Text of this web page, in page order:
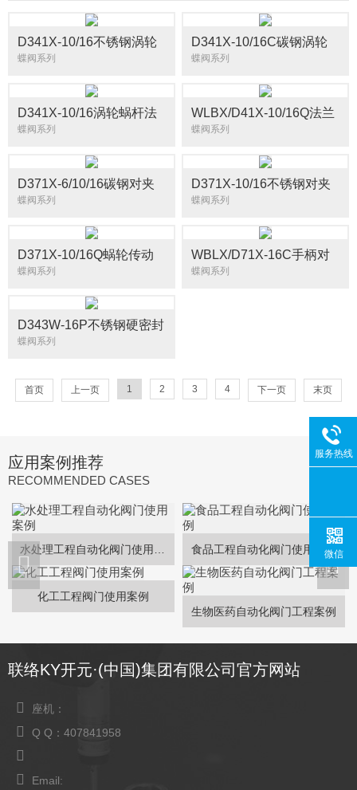
D341X-10/16不锈钢涡轮
法兰蝶阀
蝶阀系列
D341X-10/16C碳钢涡轮
法兰蝶阀
蝶阀系列
D341X-10/16涡轮蜗杆法
兰蝶阀
蝶阀系列
WLBX/D41X-10/16Q法兰
软密封蝶阀
蝶阀系列
D371X-6/10/16碳钢对夹
式蜗轮传动软密封蝶阀
蝶阀系列
D371X-10/16不锈钢对夹
式蜗轮传动软密封蝶阀
蝶阀系列
D371X-10/16Q蜗轮传动
软密封蝶阀
蝶阀系列
WBLX/D71X-16C手柄对
夹蝶阀（手动蝶阀）
蝶阀系列
D343W-16P不锈钢硬密封
法兰蝶阀
蝶阀系列
首页 上一页 1 2 3 4 下一页 末页
应用案例推荐
RECOMMENDED CASES
食品工程自动化阀门使用案例
化工工程阀门使用案例
生物医药自动化阀门工程案例
联络KY开元·(中国)集团有限公司官方网站
座机：
Q Q：407841958
Email:
服务热线
微信